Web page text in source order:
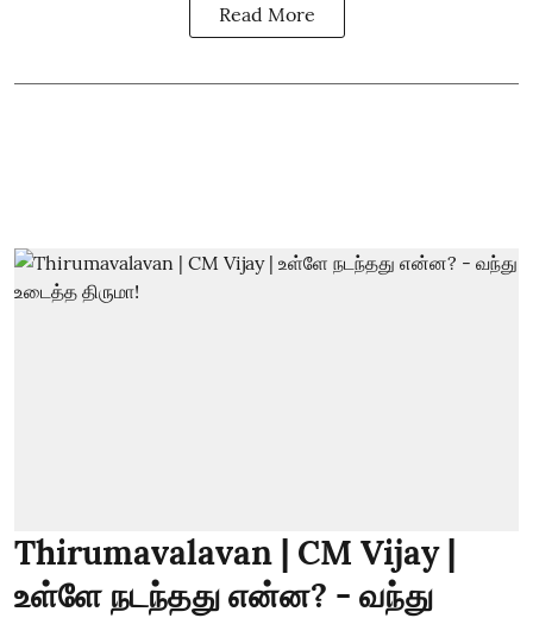
Read More
Thirumavalavan | CM Vijay |
உள்ளே நடந்தது என்ன? - வந்து